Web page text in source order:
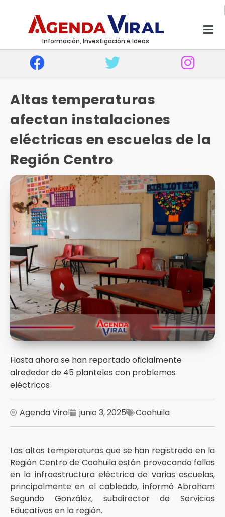
Información, Investigación e Ideas
Altas temperaturas
afectan instalaciones
eléctricas en escuelas de la
Región Centro
Hasta ahora se han reportado oficialmente
alrededor de 45 planteles con problemas
eléctricos
Agenda Viral junio 3, 2025 Coahuila
Las altas temperaturas que se han registrado en la
Región Centro de Coahuila están provocando fallas
en la infraestructura eléctrica de varias escuelas,
principalmente en el cableado, informó Abraham
Segundo González, subdirector de Servicios
Educativos en la región.